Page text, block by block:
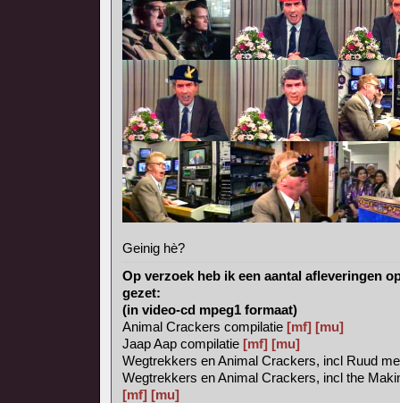
Geinig hè?
Op verzoek heb ik een aantal afleveringen
gezet:
(in video-cd mpeg1 formaat)
Animal Crackers compilatie [mf] [mu]
Jaap Aap compilatie [mf] [mu]
Wegtrekkers en Animal Crackers, incl Ruud
Wegtrekkers en Animal Crackers, incl the
[mf] [mu]